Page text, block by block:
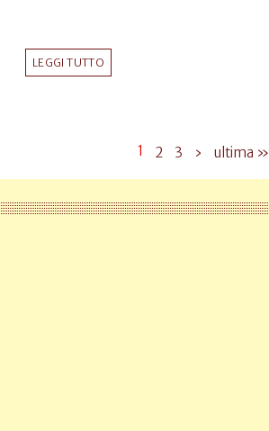
LEGGI TUTTO
1 2 3 › ultima »